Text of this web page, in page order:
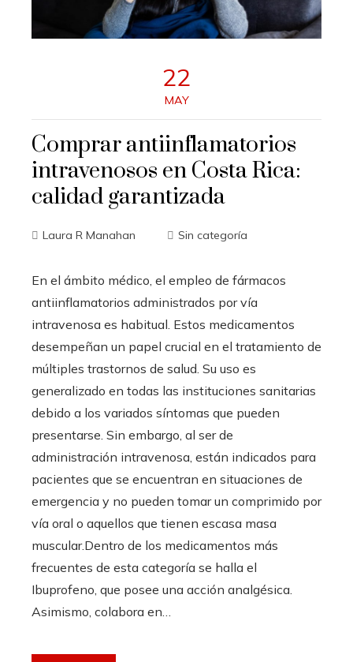
22
MAY
Comprar antiinflamatorios
intravenosos en Costa Rica:
calidad garantizada
Laura R Manahan Sin categoría
En el ámbito médico, el empleo de fármacos
antiinflamatorios administrados por vía
intravenosa es habitual. Estos medicamentos
desempeñan un papel crucial en el tratamiento de
múltiples trastornos de salud. Su uso es
generalizado en todas las instituciones sanitarias
debido a los variados síntomas que pueden
presentarse. Sin embargo, al ser de
administración intravenosa, están indicados para
pacientes que se encuentran en situaciones de
emergencia y no pueden tomar un comprimido por
vía oral o aquellos que tienen escasa masa
muscular.Dentro de los medicamentos más
frecuentes de esta categoría se halla el
Ibuprofeno, que posee una acción analgésica.
Asimismo, colabora en…